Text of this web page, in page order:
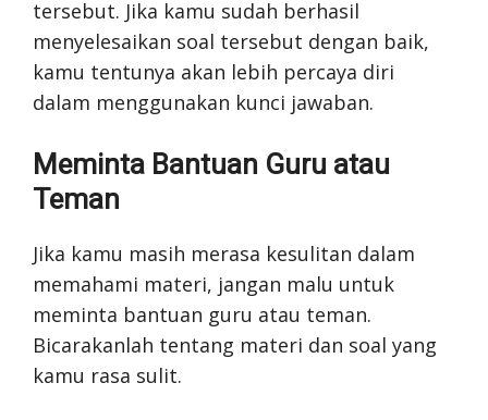
tersebut. Jika kamu sudah berhasil
menyelesaikan soal tersebut dengan baik,
kamu tentunya akan lebih percaya diri
dalam menggunakan kunci jawaban.
Meminta Bantuan Guru atau
Teman
Jika kamu masih merasa kesulitan dalam
memahami materi, jangan malu untuk
meminta bantuan guru atau teman.
Bicarakanlah tentang materi dan soal yang
kamu rasa sulit.